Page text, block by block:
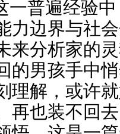
一普遍经验
力边界与社
来分析家的
的男孩手中
理解，或许
再也装不回